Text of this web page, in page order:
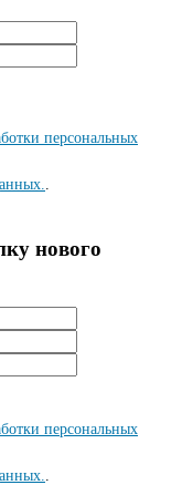
персональных
.
нового
персональных